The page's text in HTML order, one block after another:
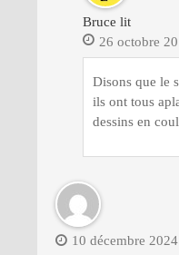
Bruce lit
26 octobre
Disons que le
ils ont tous
dessins en
10 décembre